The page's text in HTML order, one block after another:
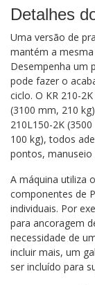
Detalhes
Uma versão de
mantém a
Desempenha um
pode fazer o
ciclo. O KR 210-
(3100 mm, 210
210L150-2K
100 kg), todos
pontos, manuseio
A máquina utiliza
componentes de
individuais. Por
para ancoragem
necessidade de
incluir mais, um
ser incluído para